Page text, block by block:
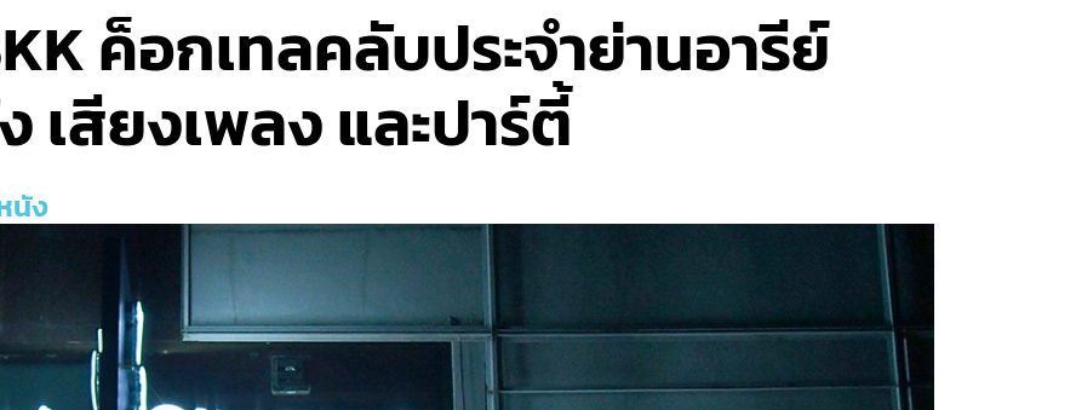
ค็อกเทลคลับประจำย่านอารีย์
สียงเพลง และปาร์ตี้
นัง